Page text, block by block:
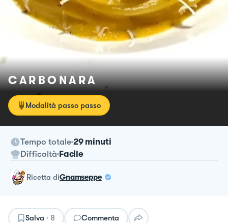
C A R B O N A R A
Modalità passo passo
Tempo totale 29 minuti
Difficoltà Facile
ricetta diGnamseppe
Salva · 8 Commenta